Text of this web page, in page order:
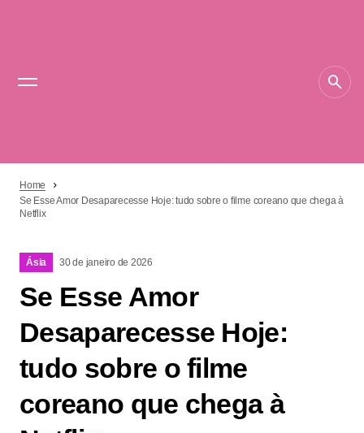
Home
Se Esse Amor Desaparecesse Hoje: tudo sobre o filme coreano que chega à
Netflix
Ásia 30 de janeiro de 2026
Se Esse Amor
Desaparecesse Hoje:
tudo sobre o filme
coreano que chega à